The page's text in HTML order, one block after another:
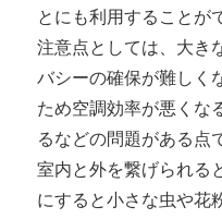
とにも利用することが
注意点としては、大き
バシーの確保が難しく
ため空調効率が悪くな
るなどの問題がある点
室内と外を繋げられる
にすると小さな虫や花